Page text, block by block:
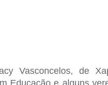
Vasconcelos, de
Educação e alguns